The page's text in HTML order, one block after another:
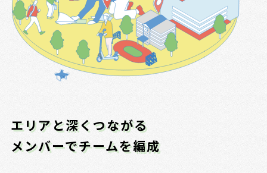
エリアと深くつながる
メンバーでチームを編成